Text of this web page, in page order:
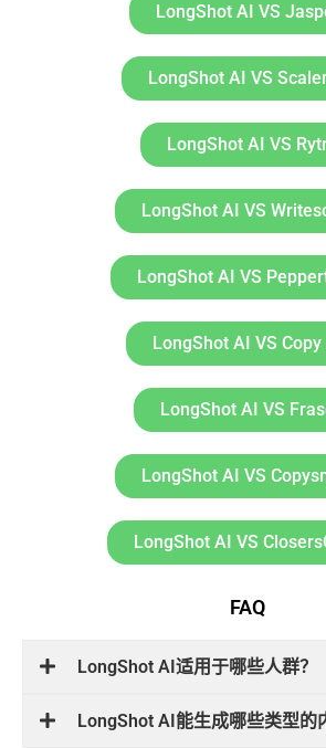
LongShot AI VS
LongShot AI VS
LongShot AI VS
LongShot AI VS
LongShot AI VS
LongShot AI VS Copy
LongShot AI VS
LongShot AI VS
LongShot AI VS
FAQ
LongShot AI适用于哪些人群？
LongShot AI能生成哪些类型的